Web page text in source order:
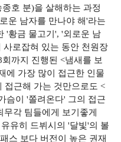
호 분)을 살해하는 과정
운 남자를 만나야 해'라는
'황금 물고기', '외로운 남
로잡혀 있는 동안 천원장
까지 진행된 <냄새를 보
에 가장 많이 접근한 인물
접근해 가는 것만으로도 <
슴이 '쫄려온다' 그의 접근
각 팀들에게 보기좋게
유히 드뷔시의 '달빛'의 볼
스 보다 버전이 높은 권재